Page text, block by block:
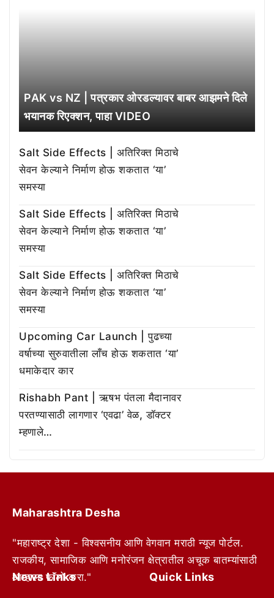
PAK vs NZ | पत्रकार ओरडल्यावर बाबर आझमने दिले
भयानक रिएक्शन, पाहा VIDEO
Salt Side Effects | अतिरिक्त मिठाचे
सेवन केल्याने निर्माण होऊ शकतात ‘या’
समस्या
Salt Side Effects | अतिरिक्त मिठाचे
सेवन केल्याने निर्माण होऊ शकतात ‘या’
समस्या
Salt Side Effects | अतिरिक्त मिठाचे
सेवन केल्याने निर्माण होऊ शकतात ‘या’
समस्या
Upcoming Car Launch | पुढच्या
वर्षाच्या सुरुवातीला लाँच होऊ शकतात ‘या’
धमाकेदार कार
Rishabh Pant | ऋषभ पंतला मैदानावर
परतण्यासाठी लागणार ‘एवढा’ वेळ, डॉक्टर
म्हणाले…
Maharashtra Desha
"महाराष्ट्र देशा - विश्वसनीय आणि वेगवान मराठी न्यूज पोर्टल.
राजकीय, सामाजिक आणि मनोरंजन क्षेत्रातील अचूक बातम्यांसाठी
आम्हाला फॉलो करा."
News Links Quick Links